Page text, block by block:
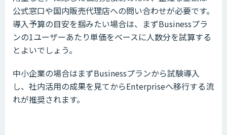
公式窓口や国内販売代理店への問い合わせが必要です。
導入予算の目安を掴みたい場合は、まずBusinessプラ
ンの1ユーザーあたり単価をベースに人数分を試算する
とよいでしょう。
中小企業の場合はまずBusinessプランから試験導入
し、社内活用の成果を見てからEnterpriseへ移行する流
れが推奨されます。